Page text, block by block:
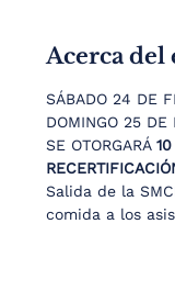
Acerca del
SÁBADO 24 DE
DOMINGO 25
SE OTORGARÁ
Salida de la
comida a los